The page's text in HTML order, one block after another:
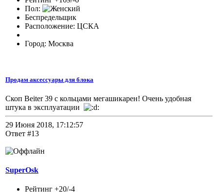
Пол:
Беспредельщик
Расположение: ЦСКА
Город: Москва
Продам аксессуары для блока
Скоп Beiter 39 с кольцами мегашикарен! Очень удобная
штука в эксплуатации
29 Июня 2018, 17:12:57
Ответ #13
SuperOsk
Рейтинг +20/-4